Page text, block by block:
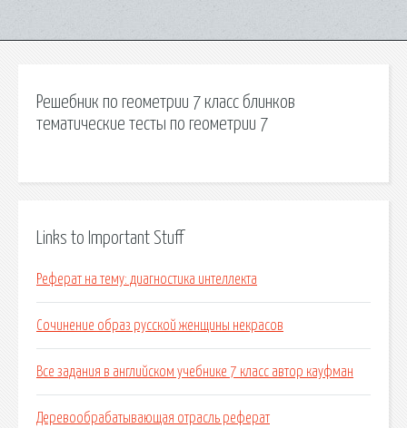
Решебник по геометрии 7 класс блинков
тематические тесты по геометрии 7
Links to Important Stuff
Реферат на тему: диагностика интеллекта
Сочинение образ русской женщины некрасов
Все задания в английском учебнике 7 класс автор кауфман
Деревообрабатывающая отрасль реферат